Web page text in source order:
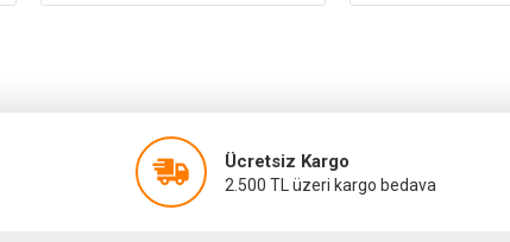
Ücretsiz Kargo
2.500 TL üzeri kargo bedava